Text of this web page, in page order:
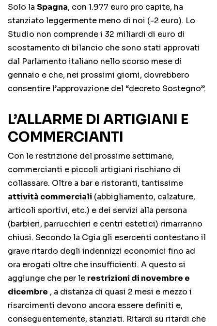
Solo la Spagna, con 1.977 euro pro capite, ha
stanziato leggermente meno di noi (-2 euro). Lo
Studio non comprende i 32 miliardi di euro di
scostamento di bilancio che sono stati approvati
dal Parlamento italiano nello scorso mese di
gennaio e che, nei prossimi giorni, dovrebbero
consentire l’approvazione del “decreto Sostegno”.
L’ALLARME DI ARTIGIANI E
COMMERCIANTI
Con le restrizione del prossime settimane,
commercianti e piccoli artigiani rischiano di
collassare. Oltre a bar e ristoranti, tantissime
attività commerciali (abbigliamento, calzature,
articoli sportivi, etc.) e dei servizi alla persona
(barbieri, parrucchieri e centri estetici) rimarranno
chiusi. Secondo la Cgia gli esercenti contestano il
grave ritardo degli indennizzi economici fino ad
ora erogati oltre che insufficienti. A questo si
aggiunge che per le restrizioni di novembre e
dicembre , a distanza di quasi 2 mesi e mezzo i
risarcimenti devono ancora essere definiti e,
conseguentemente, stanziati. Ritardi su ritardi che